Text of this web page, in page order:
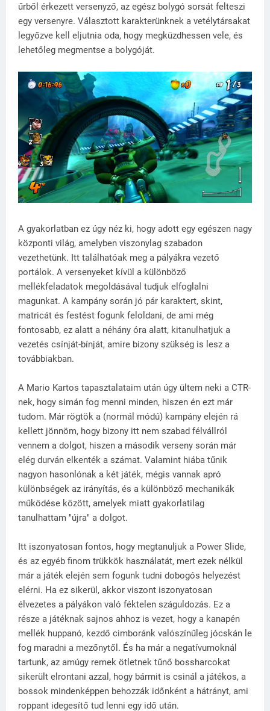
űrből érkezett versenyző, az egész bolygó sorsát felteszi
egy versenyre. Választott karakterünknek a vetélytársakat
legyőzve kell eljutnia oda, hogy megküzdhessen vele, és
lehetőleg megmentse a bolygóját.
A gyakorlatban ez úgy néz ki, hogy adott egy egészen nagy
központi világ, amelyben viszonylag szabadon
vezethetünk. Itt találhatóak meg a pályákra vezető
portálok. A versenyeket kívül a különböző
mellékfeladatok megoldásával tudjuk elfoglalni
magunkat. A kampány során jó pár karaktert, skint,
matricát és festést fogunk feloldani, de ami még
fontosabb, ez alatt a néhány óra alatt, kitanulhatjuk a
vezetés csínját-bínját, amire bizony szükség is lesz a
továbbiakban.
A Mario Kartos tapasztalataim után úgy ültem neki a CTR-
nek, hogy simán fog menni minden, hiszen én ezt már
tudom. Már rögtök a (normál módú) kampány elején rá
kellett jönnöm, hogy bizony itt nem szabad félvállról
vennem a dolgot, hiszen a második verseny során már
elég durván elkenték a számat. Valamint hiába tűnik
nagyon hasonlónak a két játék, mégis vannak apró
különbségek az irányítás, és a különböző mechanikák
működése között, amelyek miatt gyakorlatilag
tanulhattam "újra" a dolgot.
Itt iszonyatosan fontos, hogy megtanuljuk a Power Slide,
és az egyéb finom trükkök használatát, mert ezek nélkül
már a játék elején sem fogunk tudni dobogós helyezést
elérni. Ha ez sikerül, akkor viszont iszonyatosan
élvezetes a pályákon való féktelen száguldozás. Ez a
része a játéknak sajnos ahhoz is vezet, hogy a kanapén
mellék huppanó, kezdő cimboránk valószínűleg jócskán le
fog maradni a mezőnytől. És ha már a negatívumoknál
tartunk, az amúgy remek ötletnek tűnő bossharcokat
sikerült elrontani azzal, hogy bármit is csinál a játékos, a
bossok mindenképpen behozzák időnként a hátrányt, ami
roppant idegesítő tud lenni egy idő után.